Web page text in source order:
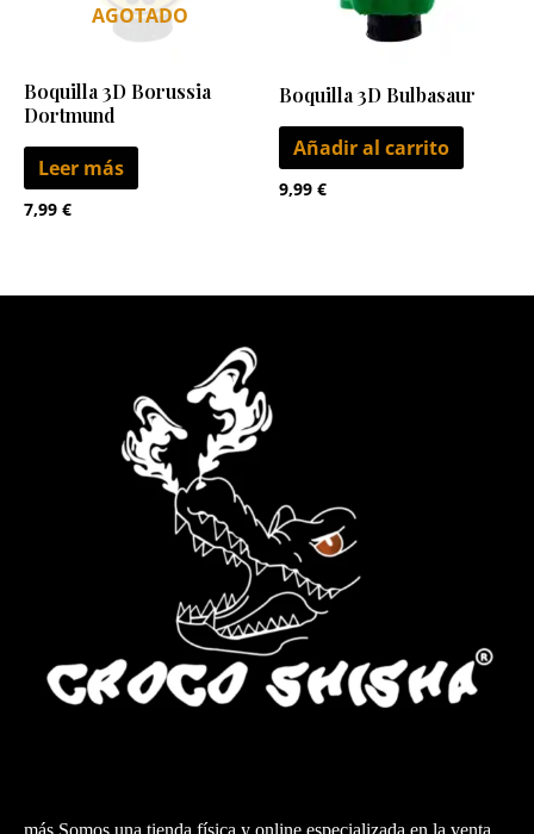
AGOTADO
Boquilla 3D Borussia
Dortmund
Leer más
7,99 €
Boquilla 3D Bulbasaur
Añadir al carrito
9,99 €
más Somos una tienda física y online especializada en la venta